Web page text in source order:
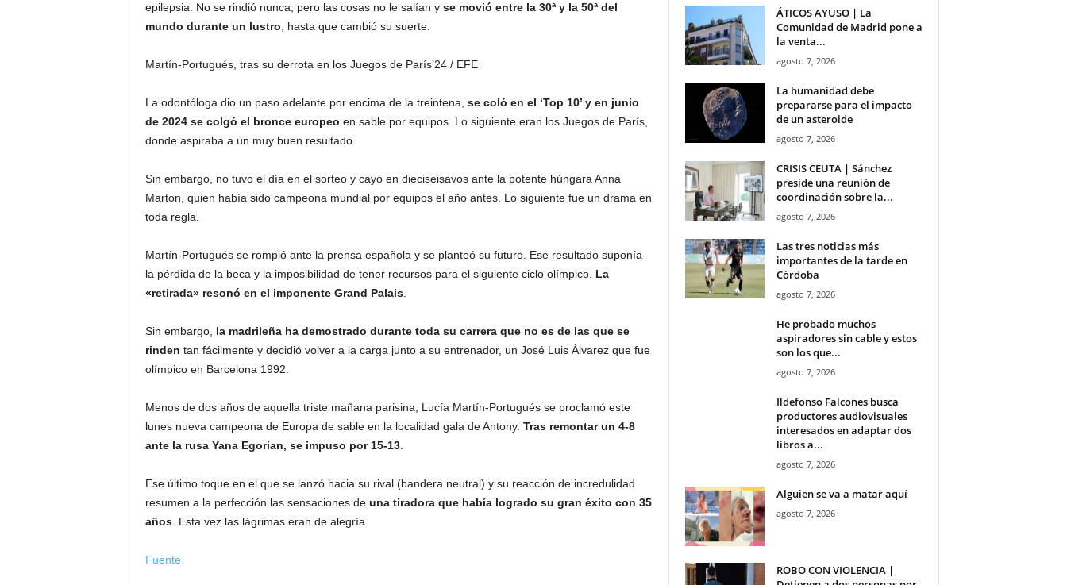
epilepsia. No se rindió nunca, pero las cosas no le salían y se movió entre la 30ª y la 50ª del
mundo durante un lustro , hasta que cambió su suerte.
Martín-Portugués, tras su derrota en los Juegos de París’24 / EFE
La odontóloga dio un paso adelante por encima de la treintena, se coló en el ‘Top 10’ y en junio
de 2024 se colgó el bronce europeo en sable por equipos. Lo siguiente eran los Juegos de París,
donde aspiraba a un muy buen resultado.
Sin embargo, no tuvo el día en el sorteo y cayó en dieciseisavos ante la potente húngara Anna
Marton, quien había sido campeona mundial por equipos el año antes. Lo siguiente fue un drama en
toda regla.
Martín-Portugués se rompió ante la prensa española y se planteó su futuro. Ese resultado suponía
la pérdida de la beca y la imposibilidad de tener recursos para el siguiente ciclo olímpico. La
«retirada» resonó en el imponente Grand Palais.
Sin embargo, la madrileña ha demostrado durante toda su carrera que no es de las que se
rinden tan fácilmente y decidió volver a la carga junto a su entrenador, un José Luis Álvarez que fue
olímpico en Barcelona 1992.
Menos de dos años de aquella triste mañana parisina, Lucía Martín-Portugués se proclamó este
lunes nueva campeona de Europa de sable en la localidad gala de Antony. Tras remontar un 4-8
ante la rusa Yana Egorian, se impuso por 15-13.
Ese último toque en el que se lanzó hacia su rival (bandera neutral) y su reacción de incredulidad
resumen a la perfección las sensaciones de una tiradora que había logrado su gran éxito con 35
años. Esta vez las lágrimas eran de alegría.
Fuente
ÁTICOS AYUSO | La
Comunidad de Madrid pone a
la venta...
agosto 7, 2026
La humanidad debe
prepararse para el impacto
de un asteroide
agosto 7, 2026
CRISIS CEUTA | Sánchez
preside una reunión de
coordinación sobre la...
agosto 7, 2026
Las tres noticias más
importantes de la tarde en
Córdoba
agosto 7, 2026
He probado muchos
aspiradores sin cable y estos
son los que...
agosto 7, 2026
Ildefonso Falcones busca
productores audiovisuales
interesados en adaptar dos
libros a...
agosto 7, 2026
Alguien se va a matar aquí
agosto 7, 2026
ROBO CON VIOLENCIA |